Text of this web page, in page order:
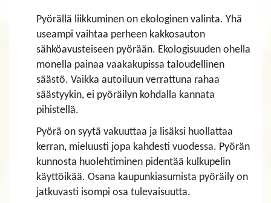
Pyörällä liikkuminen on ekologinen valinta. Yhä
useampi vaihtaa perheen kakkosauton
sähköavusteiseen pyörään. Ekologisuuden ohella
monella painaa vaakakupissa taloudellinen
säästö. Vaikka autoiluun verrattuna rahaa
säästyykin, ei pyöräilyn kohdalla kannata
pihistellä.
Pyörä on syytä vakuuttaa ja lisäksi huollattaa
kerran, mieluusti jopa kahdesti vuodessa. Pyörän
kunnosta huolehtiminen pidentää kulkupelin
käyttöikää. Osana kaupunkiasumista pyöräily on
jatkuvasti isompi osa tulevaisuutta.